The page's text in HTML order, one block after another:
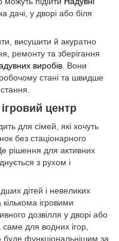
дачі, у дворі або біля
висушити й акуратно
ремонту та зберігання
виробів. Вони
стані та швидше
центр
для сімей, які хочуть
без стаціонарного
рішення для активних
з рухом і
дітей і невеликих
кількома ігровими
дозвілля у дворі або
для водних ігор,
буде функціональнішим за